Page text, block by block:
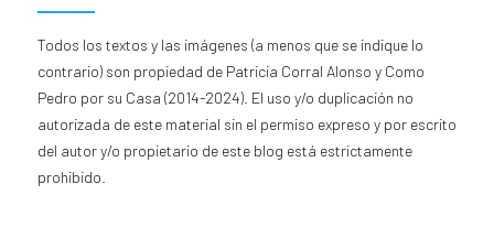
Todos los textos y las imágenes (a menos que se indique lo
contrario) son propiedad de Patricia Corral Alonso y Como
Pedro por su Casa (2014-2024). El uso y/o duplicación no
autorizada de este material sin el permiso expreso y por escrito
del autor y/o propietario de este blog está estrictamente
prohibido.